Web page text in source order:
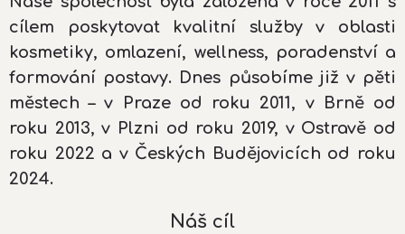
cílem poskytovat kvalitní služby v oblasti
kosmetiky, omlazení, wellness, poradenství a
formování postavy. Dnes působíme již v pěti
městech – v Praze od roku 2011, v Brně od
roku 2013, v Plzni od roku 2019, v Ostravě od
roku 2022 a v Českých Budějovicích od roku
2024.
Náš cíl